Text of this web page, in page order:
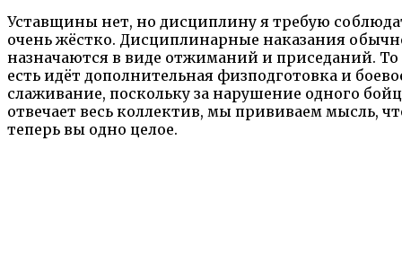
Уставщины нет, но дисциплину я требую
очень жёстко. Дисциплинарные наказания
назначаются в виде отжиманий и приседаний. То
есть идёт дополнительная физподготовка и
слаживание, поскольку за нарушение одного
отвечает весь коллектив, мы прививаем мысль,
теперь вы одно целое.